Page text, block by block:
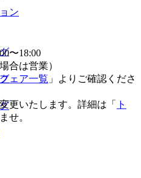
ン
〜18:00
合は営業）
フェア一覧 」よりご確認くださ
更いたします。詳細は「
ト
せ。